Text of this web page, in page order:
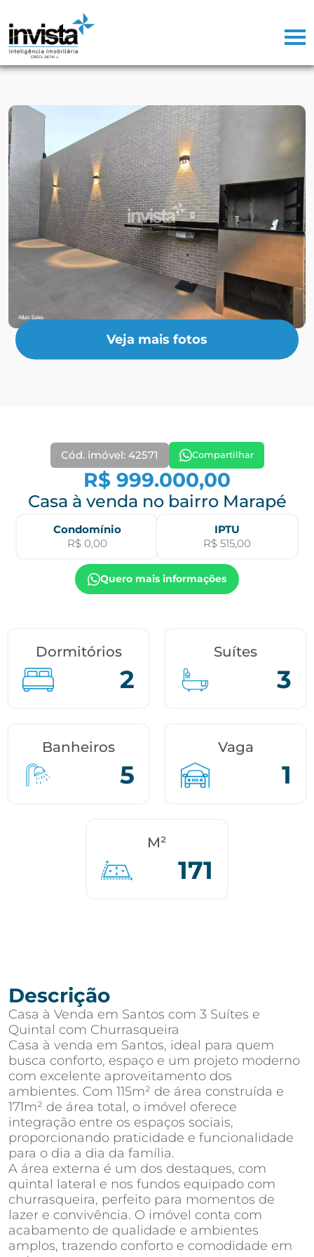
Veja mais fotos
Cód. imóvel: 42571 Compartilhar
R$ 999.000,00
Casa à venda no bairro Marapé
Condomínio
R$ 0,00
IPTU
R$ 515,00
Quero mais informações
Dormitórios
2
Suítes
3
Banheiros
5
Vaga
1
M²
171
Descrição
Casa à Venda em Santos com 3 Suítes e
Quintal com Churrasqueira
Casa à venda em Santos, ideal para quem
busca conforto, espaço e um projeto moderno
com excelente aproveitamento dos
ambientes. Com 115m² de área construída e
171m² de área total, o imóvel oferece
integração entre os espaços sociais,
proporcionando praticidade e funcionalidade
para o dia a dia da família.
A área externa é um dos destaques, com
quintal lateral e nos fundos equipado com
churrasqueira, perfeito para momentos de
lazer e convivência. O imóvel conta com
acabamento de qualidade e ambientes
amplos, trazendo conforto e comodidade em